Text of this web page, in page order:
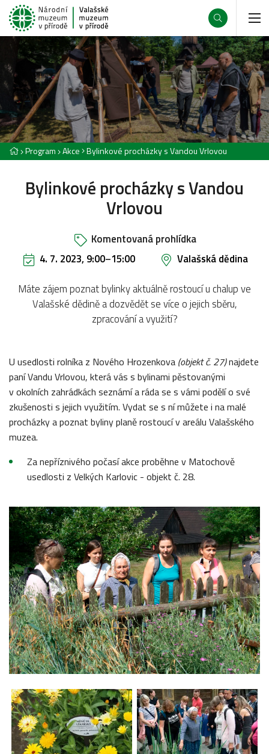
Program Akce Bylinkové procházky s Vandou Vrlovou
Bylinkové procházky s Vandou
Vrlovou
Komentovaná prohlídka
4. 7. 2023, 9:00–15:00
Valašská dědina
Máte zájem poznat bylinky aktuálně rostoucí u chalup ve
Valašské dědině a dozvědět se více o jejich sběru,
zpracování a využití?
U usedlosti rolníka z Nového Hrozenkova (objekt č. 27)najdete
paní Vandu Vrlovou, která vás s bylinami pěstovanými
v okolních zahrádkách seznámí a ráda se s vámi podělí o své
zkušenosti s jejich využitím. Vydat se s ní můžete i na malé
procházky a poznat byliny planě rostoucí v areálu Valašského
muzea.
Za nepříznivého počasí akce proběhne v Matochově
usedlosti z Velkých Karlovic - objekt č. 28.